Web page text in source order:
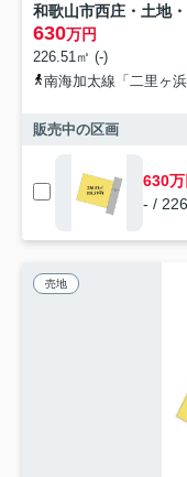
和歌山市西庄・土地
630万円
226.51㎡ (-)
南海加太線「二里ヶ
販売中の区画
630万
- /
売地